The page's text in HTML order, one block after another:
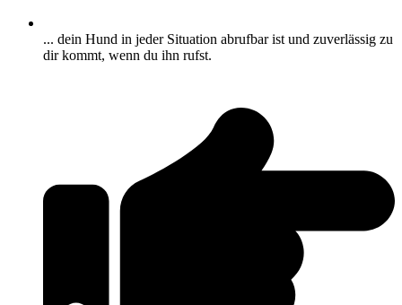
... dein Hund in jeder Situation abrufbar ist und zuverlässig zu
dir kommt, wenn du ihn rufst.